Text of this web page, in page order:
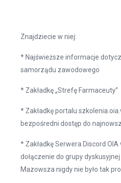
Znajdziecie w niej:
* Najświeższe informacje
samorządu zawodowego
* Zakładkę „Strefę Farmaceuty”
* Zakładkę portalu
bezpośredni dostęp do
* Zakładkę Serwera Discord
dołączenie do grupy
Mazowsza nigdy nie było tak